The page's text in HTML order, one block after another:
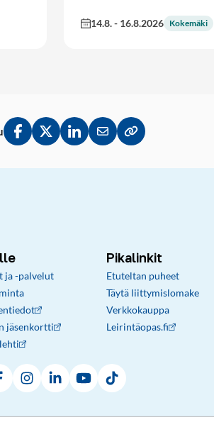
14.8.- 16.8.2026 Kokemäki
Jaa Facebookissa
Jaa Twitterissä
Jaa LinkedInissä
Jaa sähköpostitse
Kopioi linkki
ja -palvelut
jäsenkortti
Pikalinkit
Etuteltan puheet
Täytä liittymislomake
Verkkokauppa
Leirintäopas.fi
InstagramLinkedInYouTubeTikTok